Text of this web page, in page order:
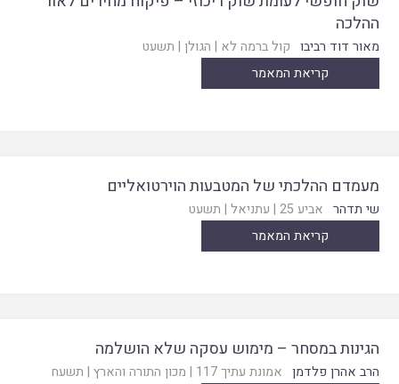
ההלכה
מאור דוד רביבו קול ברמה לא | הגולן | תשעט
קריאת המאמר
מעמדם ההלכתי של המטבעות הוירטואליים
שי תדהר אביע 25 | עתניאל | תשעט
קריאת המאמר
הגינות במסחר – מימוש עסקה שלא הושלמה
הרב אהרן פלדמן אמונת עתיך 117 | מכון התורה והארץ | תשעח